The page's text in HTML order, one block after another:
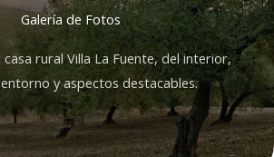
Galería de Fotos
rural Villa La Fuente, del interior,
y aspectos destacables.